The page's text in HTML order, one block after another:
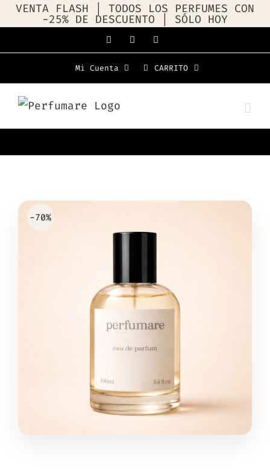
VENTA FLASH | TODOS LOS PERFUMES CON
-25% DE DESCUENTO | SÓLO HOY
al
FacebookInstagramWhatsApp
Mi Cuenta CARRITO
-70%